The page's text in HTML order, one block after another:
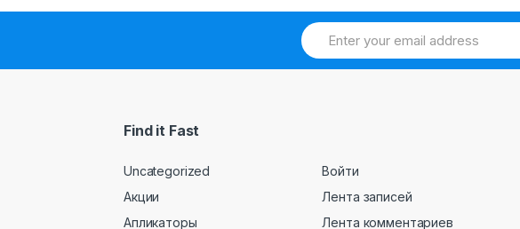
Find it Fast
Uncategorized
Акции
Апликаторы
Войти
Лента записей
Лента комментариев